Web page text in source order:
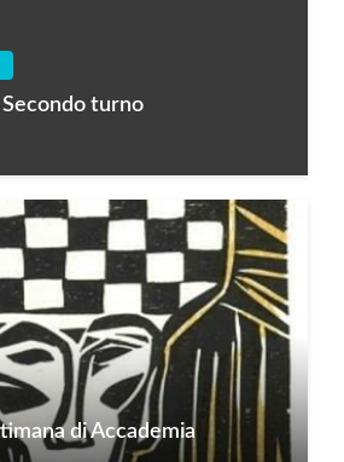
turno
di Accademia